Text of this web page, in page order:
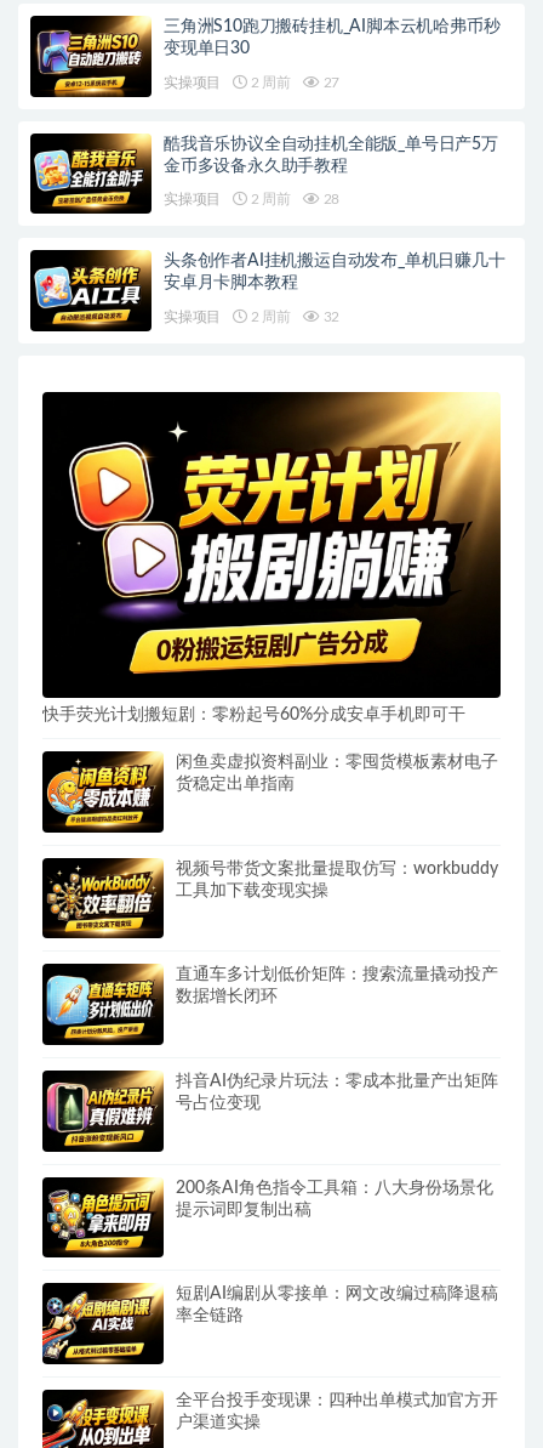
三角洲S10跑刀搬砖挂机_AI脚本云机哈弗币秒
变现单日30
实操项目 2 周前 27
酷我音乐协议全自动挂机全能版_单号日产5万
金币多设备永久助手教程
实操项目 2 周前 28
头条创作者AI挂机搬运自动发布_单机日赚几十
安卓月卡脚本教程
实操项目 2 周前 32
快手荧光计划搬短剧：零粉起号60%分成安卓手机即可干
闲鱼卖虚拟资料副业：零囤货模板素材电子
货稳定出单指南
视频号带货文案批量提取仿写：workbuddy
工具加下载变现实操
直通车多计划低价矩阵：搜索流量撬动投产
数据增长闭环
抖音AI伪纪录片玩法：零成本批量产出矩阵
号占位变现
200条AI角色指令工具箱：八大身份场景化
提示词即复制出稿
短剧AI编剧从零接单：网文改编过稿降退稿
率全链路
全平台投手变现课：四种出单模式加官方开
户渠道实操